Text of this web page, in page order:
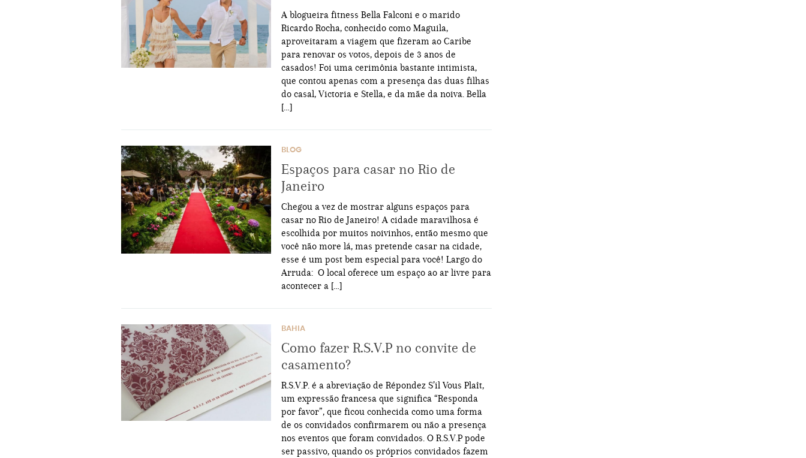
A blogueira fitness Bella Falconi e o marido
Ricardo Rocha, conhecido como Maguila,
aproveitaram a viagem que fizeram ao Caribe
para renovar os votos, depois de 3 anos de
casados! Foi uma cerimônia bastante intimista,
que contou apenas com a presença das duas filhas
do casal, Victoria e Stella, e da mãe da noiva. Bella
[…]
BLOG
Espaços para casar no Rio de
Janeiro
Chegou a vez de mostrar alguns espaços para
casar no Rio de Janeiro! A cidade maravilhosa é
escolhida por muitos noivinhos, então mesmo que
você não more lá, mas pretende casar na cidade,
esse é um post bem especial para você! Largo do
Arruda: O local oferece um espaço ao ar livre para
acontecer a […]
BAHIA
Como fazer R.S.V.P no convite de
casamento?
R.S.V.P. é a abreviação de Répondez S’il Vous Plaît,
um expressão francesa que significa “Responda
por favor”, que ficou conhecida como uma forma
de os convidados confirmarem ou não a presença
nos eventos que foram convidados. O R.S.V.P pode
ser passivo, quando os próprios convidados fazem